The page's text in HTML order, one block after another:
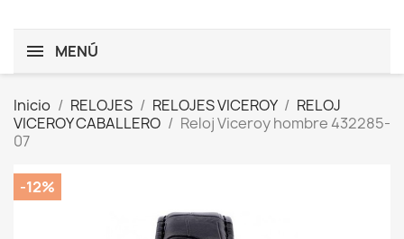
MENÚ
Inicio RELOJES RELOJES VICEROY
RELOJ
VICEROY CABALLERO
Reloj Viceroy hombre 432285-
07
-12%